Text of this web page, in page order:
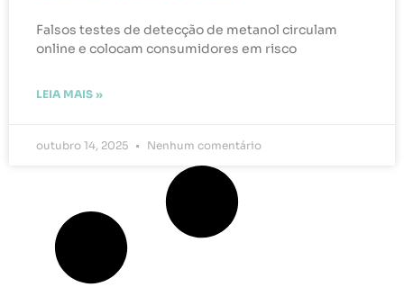
Falsos testes de detecção de metanol circulam
online e colocam consumidores em risco
LEIA MAIS »
outubro 14, 2025 Nenhum comentário